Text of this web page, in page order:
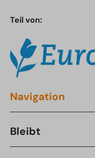
Teil von:
Navigation
Bleibt